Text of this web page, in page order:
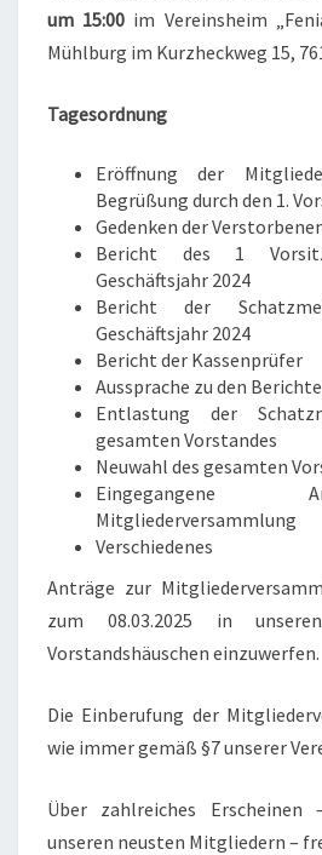
um 15:00 im Vereinsheim
Mühlburg im Kurzheckweg 15,
Tagesordnung
Eröffnung der
Begrüßung durch den 1.
Gedenken der
Bericht des 1
Geschäftsjahr 2024
Bericht der
Geschäftsjahr 2024
Bericht der Kassenprüfer
Aussprache zu den
Entlastung der
gesamten Vorstandes
Neuwahl des gesamten
Eingegangene
Mitgliederversammlung
Verschiedenes
Anträge zur
zum 08.03.2025 in
Vorstandshäuschen einzuwerfen.
Die Einberufung der
wie immer gemäß §7 unserer
Über zahlreiches Erscheinen
unseren neusten Mitgliedern –